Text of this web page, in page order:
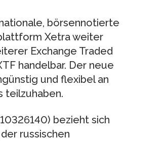
börsennotierte
Xetra weiter
Exchange Traded
handelbar. Der neue
und flexibel an
teilzuhaben.
bezieht sich
russischen